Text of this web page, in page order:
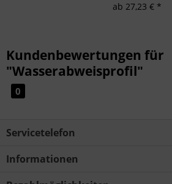
ab 27,23 € *
Kundenbewertungen für
"Wasserabweisprofil"
0
Servicetelefon
Informationen